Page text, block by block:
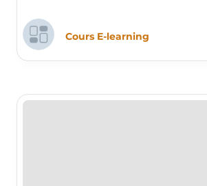
Cours E-learning